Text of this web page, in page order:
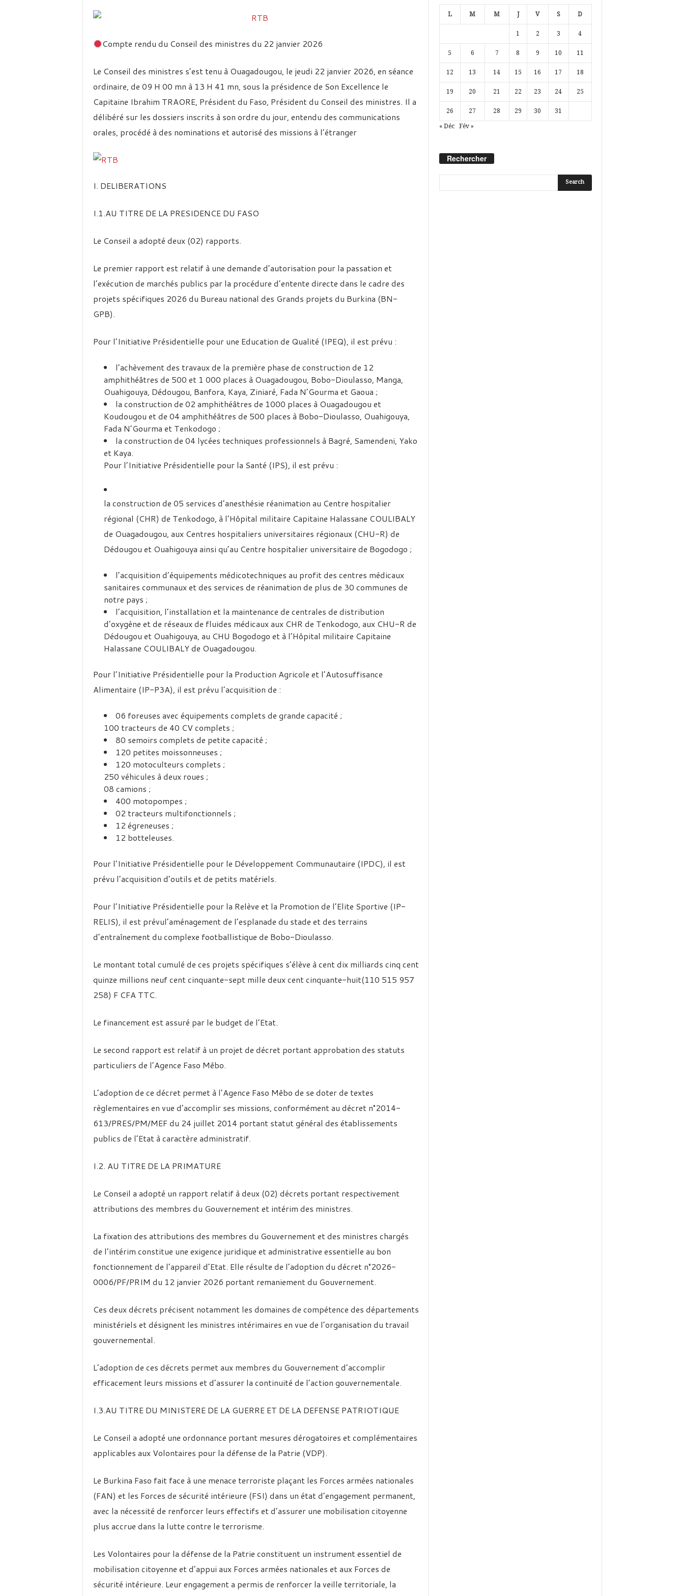
Compte rendu du Conseil des ministres du 22 janvier 2026
Le Conseil des ministres s’est tenu à Ouagadougou, le jeudi 22 janvier 2026, en séance
ordinaire, de 09 H 00 mn à 13 H 41 mn, sous la présidence de Son Excellence le
Capitaine Ibrahim TRAORE, Président du Faso, Président du Conseil des ministres. Il a
délibéré sur les dossiers inscrits à son ordre du jour, entendu des communications
orales, procédé à des nominations et autorisé des missions à l’étranger
I. DELIBERATIONS
I.1.AU TITRE DE LA PRESIDENCE DU FASO
Le Conseil a adopté deux (02) rapports.
Le premier rapport est relatif à une demande d’autorisation pour la passation et
l’exécution de marchés publics par la procédure d’entente directe dans le cadre des
projets spécifiques 2026 du Bureau national des Grands projets du Burkina (BN-
GPB).
Pour l’Initiative Présidentielle pour une Education de Qualité (IPEQ), il est prévu :
l’achèvement des travaux de la première phase de construction de 12
amphithéâtres de 500 et 1 000 places à Ouagadougou, Bobo-Dioulasso, Manga,
Ouahigouya, Dédougou, Banfora, Kaya, Ziniaré, Fada N’Gourma et Gaoua ;
la construction de 02 amphithéâtres de 1000 places à Ouagadougou et
Koudougou et de 04 amphithéâtres de 500 places à Bobo-Dioulasso, Ouahigouya,
Fada N’Gourma et Tenkodogo ;
la construction de 04 lycées techniques professionnels à Bagré, Samendeni, Yako
et Kaya.
Pour l’Initiative Présidentielle pour la Santé (IPS), il est prévu :
la construction de 05 services d’anesthésie réanimation au Centre hospitalier
régional (CHR) de Tenkodogo, à l’Hôpital militaire Capitaine Halassane COULIBALY
de Ouagadougou, aux Centres hospitaliers universitaires régionaux (CHU-R) de
Dédougou et Ouahigouya ainsi qu’au Centre hospitalier universitaire de Bogodogo ;
l’acquisition d’équipements médicotechniques au profit des centres médicaux
sanitaires communaux et des services de réanimation de plus de 30 communes de
notre pays ;
l’acquisition, l’installation et la maintenance de centrales de distribution
d’oxygène et de réseaux de fluides médicaux aux CHR de Tenkodogo, aux CHU-R de
Dédougou et Ouahigouya, au CHU Bogodogo et à l’Hôpital militaire Capitaine
Halassane COULIBALY de Ouagadougou.
Pour l’Initiative Présidentielle pour la Production Agricole et l’Autosuffisance
Alimentaire (IP-P3A), il est prévu l’acquisition de :
06 foreuses avec équipements complets de grande capacité ;
100 tracteurs de 40 CV complets ;
80 semoirs complets de petite capacité ;
120 petites moissonneuses ;
120 motoculteurs complets ;
250 véhicules à deux roues ;
08 camions ;
400 motopompes ;
02 tracteurs multifonctionnels ;
12 égreneuses ;
12 botteleuses.
Pour l’Initiative Présidentielle pour le Développement Communautaire (IPDC), il est
prévu l’acquisition d’outils et de petits matériels.
Pour l’Initiative Présidentielle pour la Relève et la Promotion de l’Elite Sportive (IP-
RELIS), il est prévul’aménagement de l’esplanade du stade et des terrains
d’entraînement du complexe footballistique de Bobo-Dioulasso.
Le montant total cumulé de ces projets spécifiques s’élève à cent dix milliards cinq cent
quinze millions neuf cent cinquante-sept mille deux cent cinquante-huit(110 515 957
258) F CFA TTC.
Le financement est assuré par le budget de l’Etat.
Le second rapport est relatif à un projet de décret portant approbation des statuts
particuliers de l’Agence Faso Mêbo.
L’adoption de ce décret permet à l’Agence Faso Mêbo de se doter de textes
règlementaires en vue d’accomplir ses missions, conformément au décret n°2014-
613/PRES/PM/MEF du 24 juillet 2014 portant statut général des établissements
publics de l’Etat à caractère administratif.
I.2. AU TITRE DE LA PRIMATURE
Le Conseil a adopté un rapport relatif à deux (02) décrets portant respectivement
attributions des membres du Gouvernement et intérim des ministres.
La fixation des attributions des membres du Gouvernement et des ministres chargés
de l’intérim constitue une exigence juridique et administrative essentielle au bon
fonctionnement de l’appareil d’Etat. Elle résulte de l’adoption du décret n°2026-
0006/PF/PRIM du 12 janvier 2026 portant remaniement du Gouvernement.
Ces deux décrets précisent notamment les domaines de compétence des départements
ministériels et désignent les ministres intérimaires en vue de l’organisation du travail
gouvernemental.
L’adoption de ces décrets permet aux membres du Gouvernement d’accomplir
efficacement leurs missions et d’assurer la continuité de l’action gouvernementale.
I.3.AU TITRE DU MINISTERE DE LA GUERRE ET DE LA DEFENSE PATRIOTIQUE
Le Conseil a adopté une ordonnance portant mesures dérogatoires et complémentaires
applicables aux Volontaires pour la défense de la Patrie (VDP).
Le Burkina Faso fait face à une menace terroriste plaçant les Forces armées nationales
(FAN) et les Forces de sécurité intérieure (FSI) dans un état d’engagement permanent,
avec la nécessité de renforcer leurs effectifs et d’assurer une mobilisation citoyenne
plus accrue dans la lutte contre le terrorisme.
Les Volontaires pour la défense de la Patrie constituent un instrument essentiel de
mobilisation citoyenne et d’appui aux Forces armées nationales et aux Forces de
sécurité intérieure. Leur engagement a permis de renforcer la veille territoriale, la
L M M J V S D
1 2 3 4
5 6 7 8 9 10 11
12 13 14 15 16 17 18
19 20 21 22 23 24 25
26 27 28 29 30 31
« Déc Fév »
Rechercher